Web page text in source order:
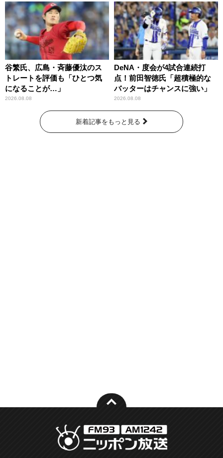
谷繁氏、広島・斉藤優汰のス
トレートを評価も「ひとつ気
になることが…」
2026.08.08
DeNA・度会が4試合連続打
点！前田智徳氏「超積極的な
バッターはチャンスに強い」
2026.08.08
新着記事をもっと見る